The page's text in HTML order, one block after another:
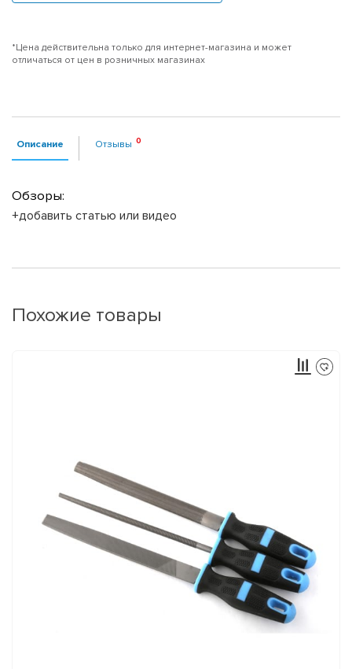
*Цена действительна только для интернет-магазина и может
отличаться от цен в розничных магазинах
Описание Отзывы
Обзоры:
+добавить статью или видео
Похожие товары